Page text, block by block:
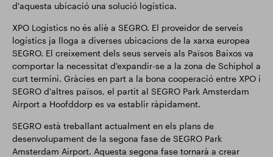
d'aquesta ubicació una solució logística.
XPO Logistics no és aliè a SEGRO. El proveïdor de serveis
logístics ja lloga a diverses ubicacions de la xarxa europea
SEGRO. El creixement dels seus serveis als Països Baixos va
comportar la necessitat d'expandir-se a la zona de Schiphol a
curt termini. Gràcies en part a la bona cooperació entre XPO i
SEGRO d'altres països, el partit al SEGRO Park Amsterdam
Airport a Hoofddorp es va establir ràpidament.
SEGRO està treballant actualment en els plans de
desenvolupament de la segona fase de SEGRO Park
Amsterdam Airport. Aquesta segona fase tornarà a crear